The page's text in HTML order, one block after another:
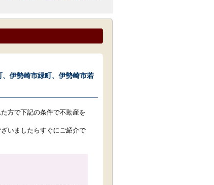
伊勢崎市緑町、伊勢崎市若
方で下記の条件で不動産を
いましたらすぐにご紹介で